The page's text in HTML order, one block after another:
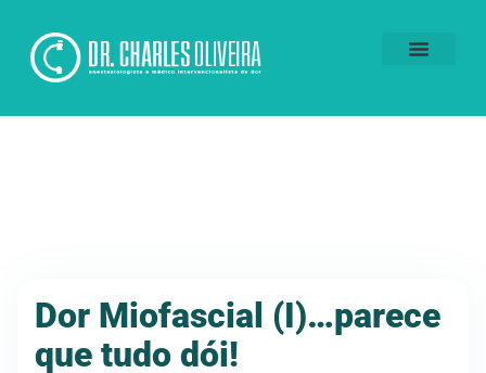
Dor Miofascial (I)…parece
que tudo dói!